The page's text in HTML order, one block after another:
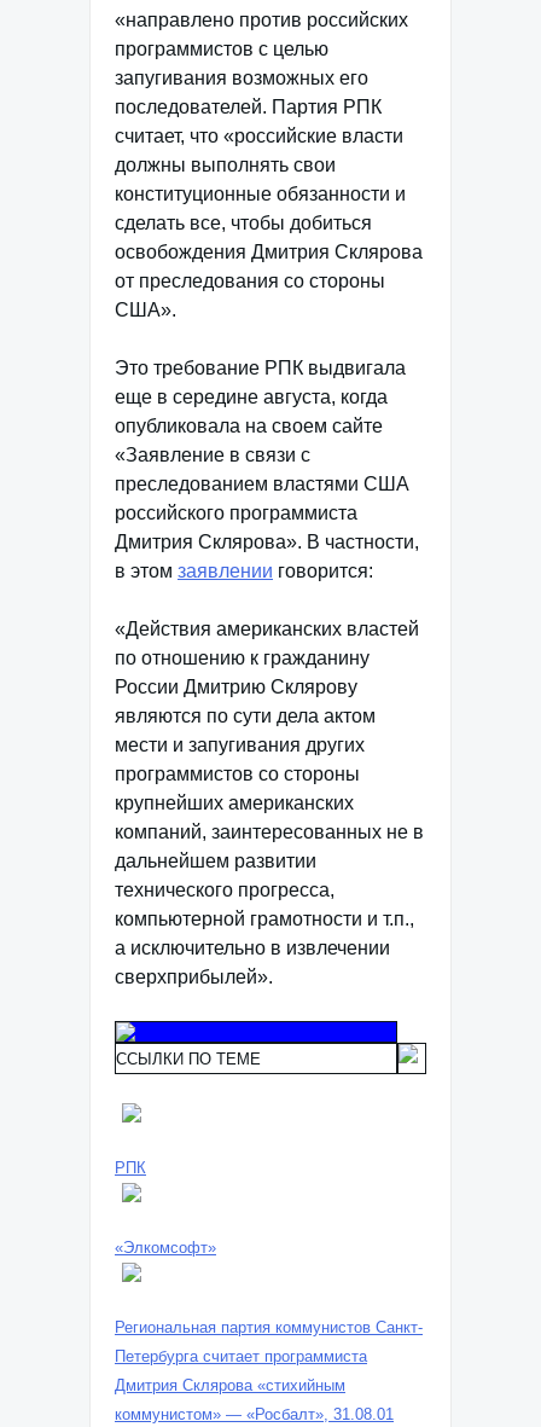
«направлено против российских
программистов с целью
запугивания возможных его
последователей. Партия РПК
считает, что «российские власти
должны выполнять свои
конституционные обязанности и
сделать все, чтобы добиться
освобождения Дмитрия Склярова
от преследования со стороны
США».
Это требование РПК выдвигала
еще в середине августа, когда
опубликовала на своем сайте
«Заявление в связи с
преследованием властями США
российского программиста
Дмитрия Склярова». В частности,
в этом заявлении говорится:
«Действия американских властей
по отношению к гражданину
России Дмитрию Склярову
являются по сути дела актом
мести и запугивания других
программистов со стороны
крупнейших американских
компаний, заинтересованных не в
дальнейшем развитии
технического прогресса,
компьютерной грамотности и т.п.,
а исключительно в извлечении
сверхприбылей».
ССЫЛКИ ПО ТЕМЕ
РПК
«Элкомсофт»
Региональная партия коммунистов Санкт-
Петербурга считает программиста
Дмитрия Склярова «стихийным
коммунистом» — «Росбалт», 31.08.01